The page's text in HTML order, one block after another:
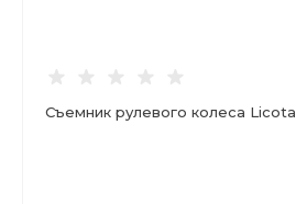
Съемник рулевого колеса Licota